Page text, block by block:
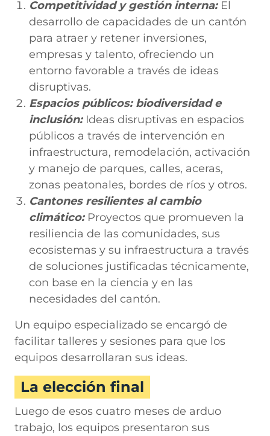
Competitividad y gestión interna: El
desarrollo de capacidades de un cantón
para atraer y retener inversiones,
empresas y talento, ofreciendo un
entorno favorable a través de ideas
disruptivas.
Espacios públicos: biodiversidad e
inclusión:Ideas disruptivas en espacios
públicos a través de intervención en
infraestructura, remodelación, activación
y manejo de parques, calles, aceras,
zonas peatonales, bordes de ríos y otros.
Cantones resilientes al cambio
climático: Proyectos que promueven la
resiliencia de las comunidades, sus
ecosistemas y su infraestructura a través
de soluciones justificadas técnicamente,
con base en la ciencia y en las
necesidades del cantón.
Un equipo especializado se encargó de
facilitar talleres y sesiones para que los
equipos desarrollaran sus ideas.
La elección final
Luego de esos cuatro meses de arduo
trabajo, los equipos presentaron sus